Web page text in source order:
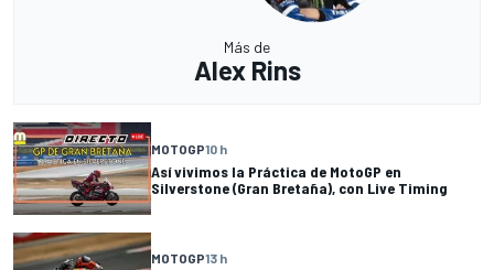
Más de
Alex Rins
MOTOGP10 h
Así vivimos la Práctica de MotoGP en
Silverstone (Gran Bretaña), con Live Timing
MOTOGP13 h